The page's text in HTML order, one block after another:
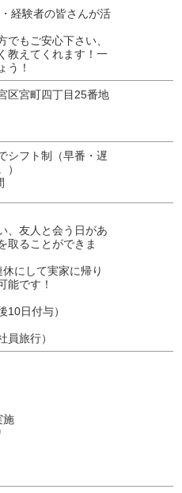
経験者の皆さんが活
でもご安心下さい、
教えてくれます！一
う！
区宮町四丁目25番地
シフト制（早番・遅
）
、友人と会う日があ
取ることができま
にして実家に帰り
能です！
10日付与）
員旅行）
施